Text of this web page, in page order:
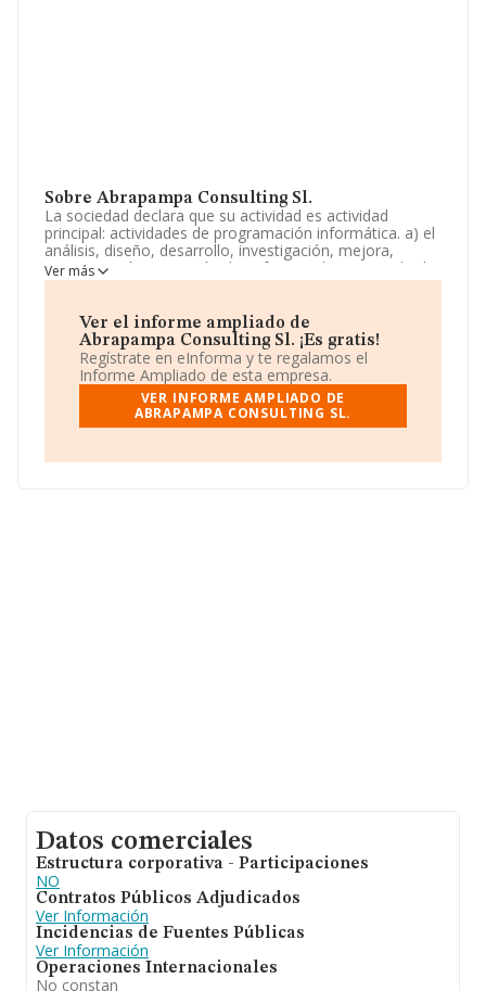
Sobre Abrapampa Consulting Sl.
La sociedad declara que su actividad es actividad
principal: actividades de programación informática. a) el
análisis, diseño, desarrollo, investigación, mejora,
programación y creación de software, de sitios web, de
aplicaciones informáticas, de aplicaciones para
plataformas. La empresa aparece inscrita en el Registro
Mercantil como Sociedad Limitada. Su actividad CNAE
es '%cnae%' con código 6210. La sociedad no tiene
actividad en mercados exteriores.
La sociedad españolaAbrapampa Consulting S.L
con CIF B70862958, tiene su domicilio social
(28046), en el municipio de Madrid, Madrid.
Ver más
Ver el informe ampliado de
Abrapampa Consulting Sl. ¡Es gratis!
Regístrate en eInforma y te regalamos el
Informe Ampliado de esta empresa.
VER INFORME AMPLIADO DE
ABRAPAMPA CONSULTING SL.
Datos comerciales
Estructura corporativa - Participaciones
NO
Contratos Públicos Adjudicados
Ver Información
Incidencias de Fuentes Públicas
Ver Información
Operaciones Internacionales
No constan